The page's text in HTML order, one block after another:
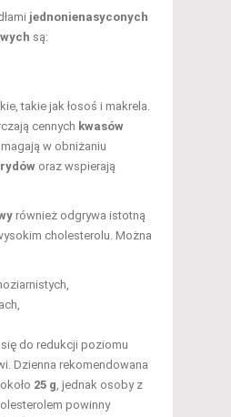
jednonienasyconych
są:
takie jak łosoś i makrela.
cennych kwasów
w obniżaniu
oraz wspierają
również odgrywa istotną
cholesterolu. Można
się do redukcji poziomu
Dzienna rekomendowana
25 g, jednak osoby z
powinny